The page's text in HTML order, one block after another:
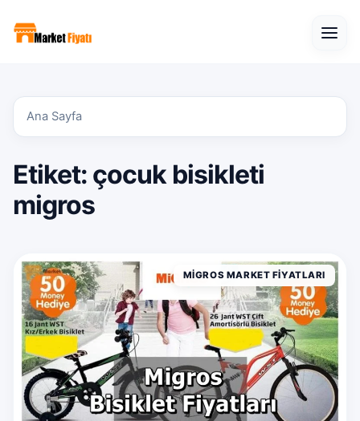
Ana Sayfa
Etiket: çocuk bisikleti
migros
MIGROS MARKET FIYATLARI